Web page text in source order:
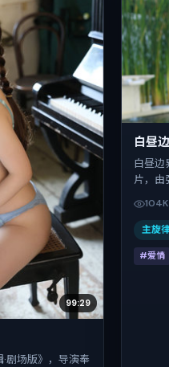
99:29
剧场版》，导演奉
白昼
白昼边
片，由
发行，
2018-
104K
主旋
#爱情